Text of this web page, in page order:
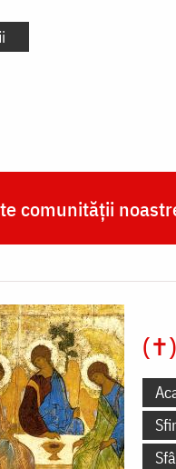
comunității